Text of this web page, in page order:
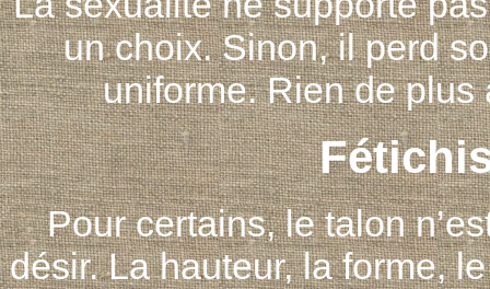
un choix. Sinon, il perd
uniforme. Rien de plus
Pour certains, le talon
désir. La hauteur, la forme,